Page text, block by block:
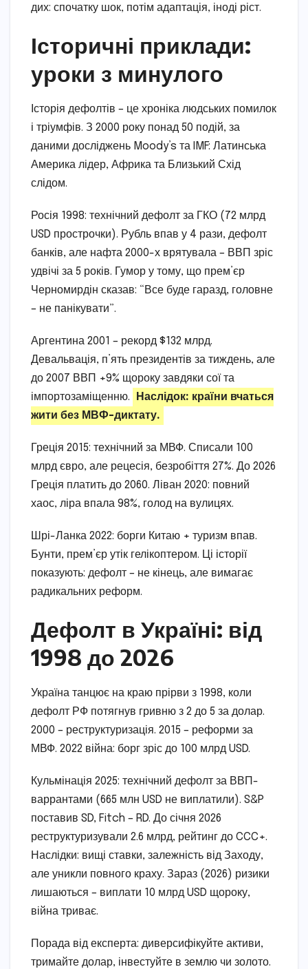
дих: спочатку шок, потім адаптація, іноді ріст.
Історичні приклади:
уроки з минулого
Історія дефолтів – це хроніка людських помилок
і тріумфів. З 2000 року понад 50 подій, за
даними досліджень Moody’s та IMF: Латинська
Америка лідер, Африка та Близький Схід
слідом.
Росія 1998: технічний дефолт за ГКО (72 млрд
USD прострочки). Рубль впав у 4 рази, дефолт
банків, але нафта 2000-х врятувала – ВВП зріс
удвічі за 5 років. Гумор у тому, що прем’єр
Черномирдін сказав: “Все буде гаразд, головне
– не панікувати”.
Аргентина 2001 – рекорд $132 млрд.
Девальвація, п’ять президентів за тиждень, але
до 2007 ВВП +9% щороку завдяки сої та
імпортозаміщенню.
Наслідок: країни вчаться
жити без МВФ-диктату.
Греція 2015: технічний за МВФ. Списали 100
млрд євро, але рецесія, безробіття 27%. До 2026
Греція платить до 2060. Ліван 2020: повний
хаос, ліра впала 98%, голод на вулицях.
Шрі-Ланка 2022: борги Китаю + туризм впав.
Бунти, прем’єр утік гелікоптером. Ці історії
показують: дефолт – не кінець, але вимагає
радикальних реформ.
Дефолт в Україні: від
1998 до 2026
Україна танцює на краю прірви з 1998, коли
дефолт РФ потягнув гривню з 2 до 5 за долар.
2000 – реструктуризація. 2015 – реформи за
МВФ. 2022 війна: борг зріс до 100 млрд USD.
Кульмінація 2025: технічний дефолт за ВВП-
варрантами (665 млн USD не виплатили). S&P
поставив SD, Fitch – RD. До січня 2026
реструктуризували 2.6 млрд, рейтинг до CCC+.
Наслідки: вищі ставки, залежність від Заходу,
але уникли повного краху. Зараз (2026) ризики
лишаються – виплати 10 млрд USD щороку,
війна триває.
Порада від експерта: диверсифікуйте активи,
тримайте долар, інвестуйте в землю чи золото.